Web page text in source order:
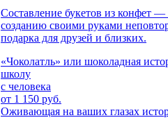
Составление букетов из конфет
созданию своими руками
подарка для друзей и близких.
«Чоколатль» или шоколадная
школу
с человека
от 1 150 руб.
Оживающая на ваших глазах